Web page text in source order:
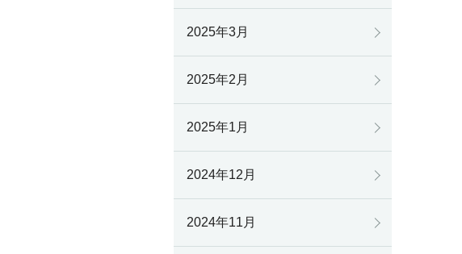
2025年3月
2025年2月
2025年1月
2024年12月
2024年11月